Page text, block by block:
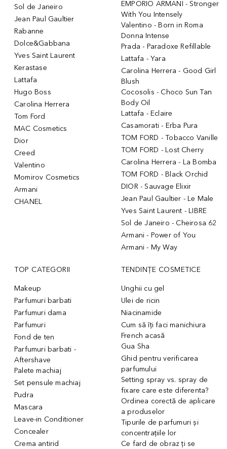
Sol de Janeiro
Jean Paul Gaultier
Rabanne
Dolce&Gabbana
Yves Saint Laurent
Kerastase
Lattafa
Hugo Boss
Carolina Herrera
Tom Ford
MAC Cosmetics
Dior
Creed
Valentino
Momirov Cosmetics
Armani
CHANEL
EMPORIO ARMANI - Stronger
With You Intensely
Valentino - Born in Roma
Donna Intense
Prada - Paradoxe Refillable
Lattafa - Yara
Carolina Herrera - Good Girl
Blush
Cocosolis - Choco Sun Tan
Body Oil
Lattafa - Eclaire
Casamorati - Erba Pura
TOM FORD - Tobacco Vanille
TOM FORD - Lost Cherry
Carolina Herrera - La Bomba
TOM FORD - Black Orchid
DIOR - Sauvage Elixir
Jean Paul Gaultier - Le Male
Yves Saint Laurent - LIBRE
Sol de Janeiro - Cheirosa 62
Armani - Power of You
Armani - My Way
TOP CATEGORII
Makeup
Parfumuri barbati
Parfumuri dama
Parfumuri
Fond de ten
Parfumuri barbati -
Aftershave
Palete machiaj
Set pensule machiaj
Pudra
Mascara
Leave-in Conditioner
Concealer
Crema antirid
TENDINȚE COSMETICE
Unghii cu gel
Ulei de ricin
Niacinamide
Cum să îți faci manichiura
French acasă
Gua Sha
Ghid pentru verificarea
parfumului
Setting spray vs. spray de
fixare care este diferenta?
Ordinea corectă de aplicare
a produselor
Tipurile de parfumuri și
concentrațiile lor
Ce fard de obraz ți se